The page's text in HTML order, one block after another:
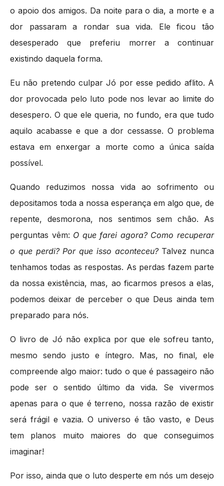
o apoio dos amigos. Da noite para o dia, a morte e a
dor passaram a rondar sua vida. Ele ficou tão
desesperado que preferiu morrer a continuar
existindo daquela forma.
Eu não pretendo culpar Jó por esse pedido aflito. A
dor provocada pelo luto pode nos levar ao limite do
desespero. O que ele queria, no fundo, era que tudo
aquilo acabasse e que a dor cessasse. O problema
estava em enxergar a morte como a única saída
possível.
Quando reduzimos nossa vida ao sofrimento ou
depositamos toda a nossa esperança em algo que, de
repente, desmorona, nos sentimos sem chão. As
perguntas vêm: O que farei agora? Como recuperar
o que perdi? Por que isso aconteceu? Talvez nunca
tenhamos todas as respostas. As perdas fazem parte
da nossa existência, mas, ao ficarmos presos a elas,
podemos deixar de perceber o que Deus ainda tem
preparado para nós.
O livro de Jó não explica por que ele sofreu tanto,
mesmo sendo justo e íntegro. Mas, no final, ele
compreende algo maior: tudo o que é passageiro não
pode ser o sentido último da vida. Se vivermos
apenas para o que é terreno, nossa razão de existir
será frágil e vazia. O universo é tão vasto, e Deus
tem planos muito maiores do que conseguimos
imaginar!
Por isso, ainda que o luto desperte em nós um desejo